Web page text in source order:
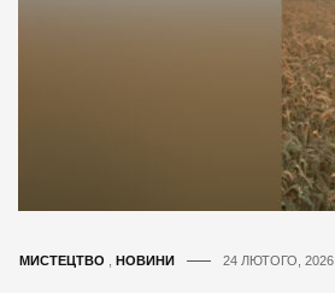
МИСТЕЦТВО НОВИНИ 24 ЛЮТОГО, 2026